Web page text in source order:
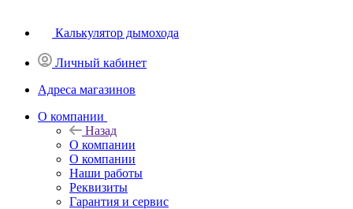
Калькулятор дымохода
Личный кабинет
Адреса магазинов
O компании
Назад
O компании
О компании
Наши работы
Реквизиты
Гарантия и сервис